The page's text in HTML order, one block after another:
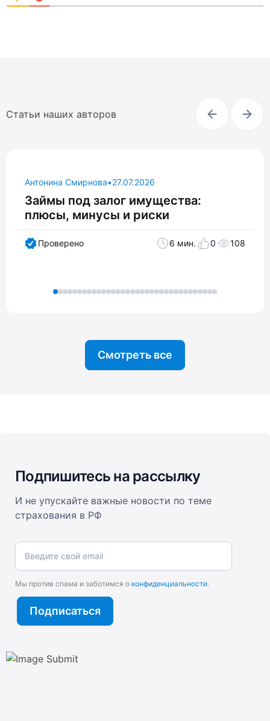
Статьи наших авторов
Антонина Смирнова•27.07.2026
Займы под залог имущества:
плюсы, минусы и риски
Проверено 6 мин. 0 108
Смотреть все
Подпишитесь на рассылку
И не упускайте важные новости по теме
страхования в РФ
Введите свой email
Подписаться
Мы против спама и заботимся о конфиденциальности.